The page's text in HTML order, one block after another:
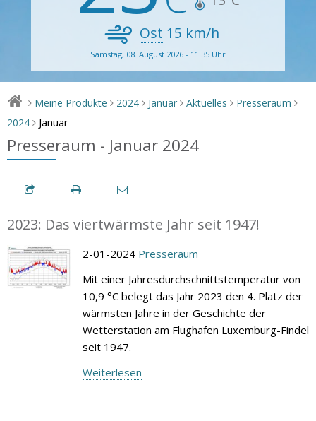
Ost 15 km/h
Samstag, 08. August 2026 - 11:35 Uhr
> Meine Produkte > 2024 > Januar > Aktuelles > Presseraum >
2024 > Januar
Presseraum - Januar 2024
2023: Das viertwärmste Jahr seit 1947!
2-01-2024 Presseraum
Mit einer Jahresdurchschnittstemperatur von
10,9 °C belegt das Jahr 2023 den 4. Platz der
wärmsten Jahre in der Geschichte der
Wetterstation am Flughafen Luxemburg-Findel
seit 1947.
Weiterlesen